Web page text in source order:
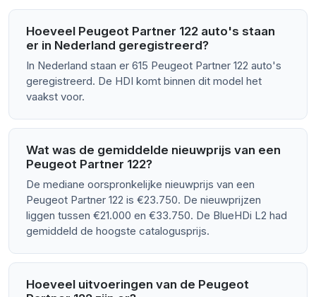
Hoeveel Peugeot Partner 122 auto's staan
er in Nederland geregistreerd?
In Nederland staan er 615 Peugeot Partner 122 auto's
geregistreerd. De HDI komt binnen dit model het
vaakst voor.
Wat was de gemiddelde nieuwprijs van een
Peugeot Partner 122?
De mediane oorspronkelijke nieuwprijs van een
Peugeot Partner 122 is €23.750. De nieuwprijzen
liggen tussen €21.000 en €33.750. De BlueHDi L2 had
gemiddeld de hoogste catalogusprijs.
Hoeveel uitvoeringen van de Peugeot